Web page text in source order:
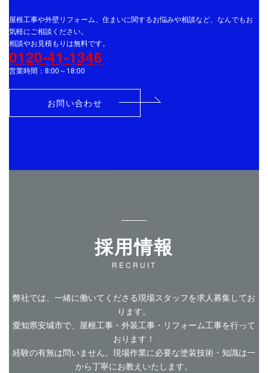
屋根工事や外壁リフォーム、住まいに関するお悩みや相談など、なんでもお
気軽にご相談ください。
相談やお見積もりは無料です。
0120-41-1346
営業時間：8:00～18:00
お問い合わせ
採用情報
RECRUIT
弊社では、一緒に働いてくださる現場スタッフを求人募集してお
ります。
愛知県安城市で、屋根工事・外装工事・リフォーム工事を行って
おります！
経験の有無は問いません。現場作業に必要な塗装技術・知識は一
から丁寧にお教えいたします。